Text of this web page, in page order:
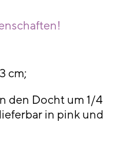
cm;
den Docht um 1/4
in pink und